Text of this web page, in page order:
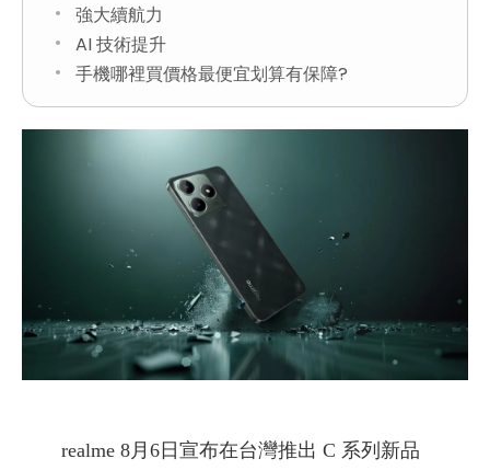
強大續航力
AI 技術提升
手機哪裡買價格最便宜划算有保障?
realme 8月6日宣布在台灣推出 C 系列新品